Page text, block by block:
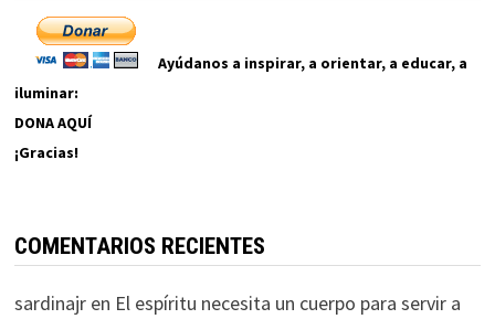
Ayúdanos a inspirar, a orientar, a educar, a
iluminar:
DONA AQUÍ
¡Gracias!
COMENTARIOS RECIENTES
sardinajren El espíritu necesita un cuerpo para servir a